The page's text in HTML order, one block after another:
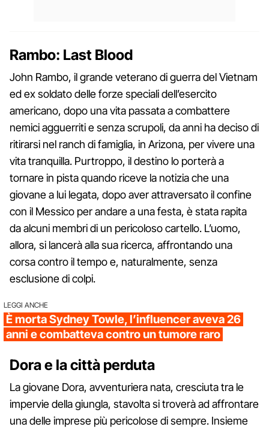
Rambo: Last Blood
John Rambo, il grande veterano di guerra del Vietnam
ed ex soldato delle forze speciali dell’esercito
americano, dopo una vita passata a combattere
nemici agguerriti e senza scrupoli, da anni ha deciso di
ritirarsi nel ranch di famiglia, in Arizona, per vivere una
vita tranquilla. Purtroppo, il destino lo porterà a
tornare in pista quando riceve la notizia che una
giovane a lui legata, dopo aver attraversato il confine
con il Messico per andare a una festa, è stata rapita
da alcuni membri di un pericoloso cartello. L’uomo,
allora, si lancerà alla sua ricerca, affrontando una
corsa contro il tempo e, naturalmente, senza
esclusione di colpi.
LEGGI ANCHE
È morta Sydney Towle, l’influencer aveva 26
anni e combatteva contro un tumore raro
Dora e la città perduta
La giovane Dora, avventuriera nata, cresciuta tra le
impervie della giungla, stavolta si troverà ad affrontare
una delle imprese più pericolose di sempre. Insieme